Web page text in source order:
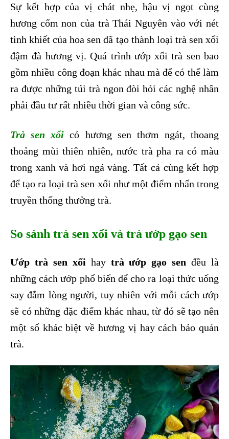
Sự kết hợp của vị chát nhẹ, hậu vị ngọt cùng
hương cốm non của trà Thái Nguyên vào với nét
tinh khiết của hoa sen đã tạo thành loại trà sen xổi
đậm đà hương vị. Quá trình ướp xổi trà sen bao
gồm nhiều công đoạn khác nhau mà để có thể làm
ra được những túi trà ngon đòi hỏi các nghệ nhân
phải đầu tư rất nhiều thời gian và công sức.
Trà sen xổi có hương sen thơm ngát, thoang
thoảng mùi thiên nhiên, nước trà pha ra có màu
trong xanh và hơi ngả vàng. Tất cả cùng kết hợp
để tạo ra loại trà sen xổi như một điểm nhấn trong
truyền thống thưởng trà.
So sánh trà sen xổi và trà ướp gạo sen
Ướp trà sen xổi hay trà ướp gạo sen đều là
những cách ướp phổ biến để cho ra loại thức uống
say đắm lòng người, tuy nhiên với mỗi cách ướp
sẽ có những đặc điểm khác nhau, từ đó sẽ tạo nên
một số khác biệt về hương vị hay cách bảo quản
trà.